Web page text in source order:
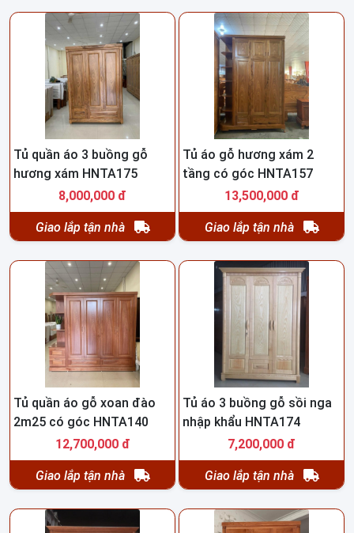
Tủ quần áo 3 buồng gỗ
hương xám HNTA175
8,000,000 đ
Giao lắp tận nhà
Tủ áo gỗ hương xám 2
tầng có góc HNTA157
13,500,000 đ
Giao lắp tận nhà
Tủ quần áo gỗ xoan đào
2m25 có góc HNTA140
12,700,000 đ
Giao lắp tận nhà
Tủ áo 3 buồng gỗ sồi nga
nhập khẩu HNTA174
7,200,000 đ
Giao lắp tận nhà